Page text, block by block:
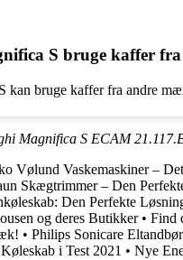
S bruge kaffer
kan bruge kaffer fra andre
Magnifica S ECAM
Vølund Vaskemaskiner –
Skægtrimmer – Den
Den Perfekte
og deres Butikker• Find
• Philips Sonicare
i Test 2021 • Nye